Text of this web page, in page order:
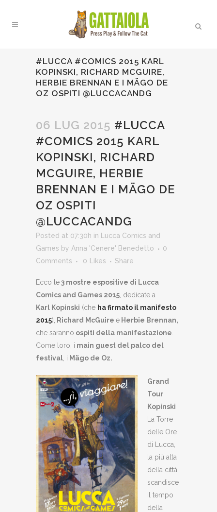
#LUCCA #COMICS 2015 KARL
KOPINSKI, RICHARD MCGUIRE,
HERBIE BRENNAN E I MÄGO DE
OZ OSPITI @LUCCACANDG
06 LUG 2015 #LUCCA
#COMICS 2015 KARL
KOPINSKI, RICHARD
MCGUIRE, HERBIE
BRENNAN E I MÄGO DE
OZ OSPITI
@LUCCACANDG
Posted at 07:30h in
Lucca Comics and
Games by Anna 'Cenere' Benedetto
0
Comments
0 Likes Share
Ecco le3 mostre espositive di Lucca
Comics and Games 2015 , dedicate a
Karl Kopinski (che ha firmato il manifesto
2015), Richard McGuire e Herbie Brennan,
che saranno ospiti della manifestazione
Come loro, i main guest del palco del
festival , i Mägo de Oz.
Grand
Tour
Kopinski
La Torre
delle Ore
di Lucca,
la più alta
della città,
scandisce
il tempo
della